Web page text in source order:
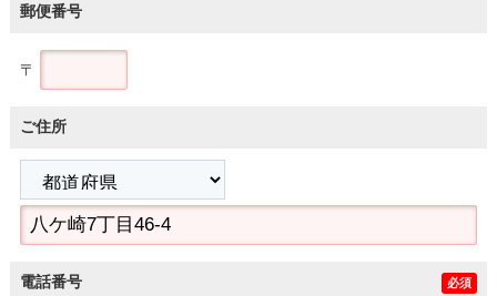
郵便番号
〒
ご住所
電話番号 必須